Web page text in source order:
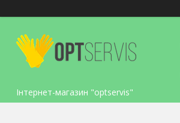
Інтернет-магазин "optservis"